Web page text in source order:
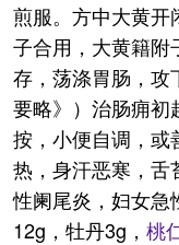
煎服。方中大黄开
子合用，大黄籍附
存，荡涤胃肠，
要略》）治肠痈初
按，小便自调，或
热，身汗恶寒，舌
性阑尾炎，妇女急
12g，牡丹3g， 桃